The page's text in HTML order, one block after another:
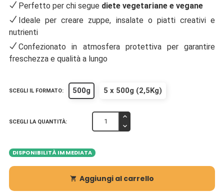
Perfetto per chi segue diete vegetariane e vegane
Ideale per creare zuppe, insalate o piatti creativi e
nutrienti
Confezionato in atmosfera protettiva per garantire
freschezza e qualità a lungo
SCEGLI IL FORMATO: 500g 5 x 500g (2,5Kg)
SCEGLI LA QUANTITÀ:
DISPONIBILITÀ IMMEDIATA
 Aggiungi al carrello